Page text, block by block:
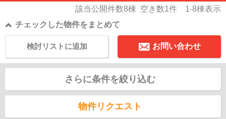
該当公開件数8棟 空き数1件 1-8棟表示
チェックした物件をまとめて
お問い合わせ
検討リストに追加
さらに条件を絞り込む
物件リクエスト